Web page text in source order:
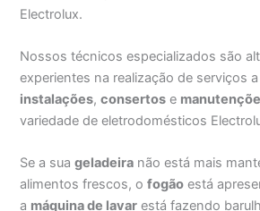
Electrolux.
Nossos técnicos especializados são
experientes na realização de serviços
instalações,consertos e
variedade de eletrodomésticos
Se a suageladeira não está mais
alimentos frescos, ofogão está
a máquina de lavar está fazendo